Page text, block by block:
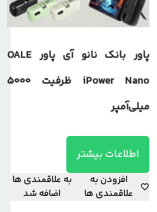
پاور بانک نانو آی پاور OALE
iPower Nano ظرفیت 5000
میلی‌آمپر
اطلاعات بیشتر
افزودن به
علاقمندی ها
به علاقمندی ها
اضافه شد